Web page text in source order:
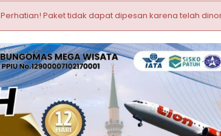
Perhatian! Paket tidak dapat dipesan karena telah